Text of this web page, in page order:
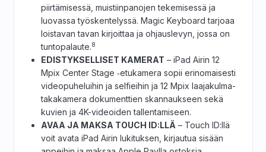
piirtämisessä, muistiinpanojen tekemisessä ja
luovassa työskentelyssä. Magic Keyboard tarjoaa
loistavan tavan kirjoittaa ja ohjauslevyn, jossa on
tuntopalaute.8
EDISTYKSELLISET KAMERAT – iPad Airin 12
Mpix Center Stage ‑etukamera sopii erinomaisesti
videopuheluihin ja selfieihin ja 12 Mpix laajakulma­
takakamera dokumenttien skannaukseen sekä
kuvien ja 4K-videoiden tallentamiseen.
AVAA JA MAKSA TOUCH ID:LLÄ – Touch ID:llä
voit avata iPad Airin lukituksen, kirjautua sisään